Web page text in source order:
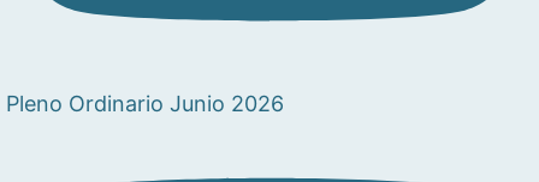
Pleno Ordinario Junio 2026